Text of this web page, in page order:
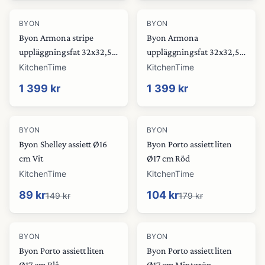
BYON
Byon Armona stripe
uppläggningsfat 32x32,5
cm Ljusblå-vit
KitchenTime
1 399 kr
BYON
Byon Armona
uppläggningsfat 32x32,5
cm Ljusblå
KitchenTime
1 399 kr
-40%
BYON
Byon Shelley assiett Ø16
cm Vit
KitchenTime
89 kr149 kr
-42%
BYON
Byon Porto assiett liten
Ø17 cm Röd
KitchenTime
104 kr179 kr
-41%
BYON
Byon Porto assiett liten
-40%
BYON
Byon Porto assiett liten